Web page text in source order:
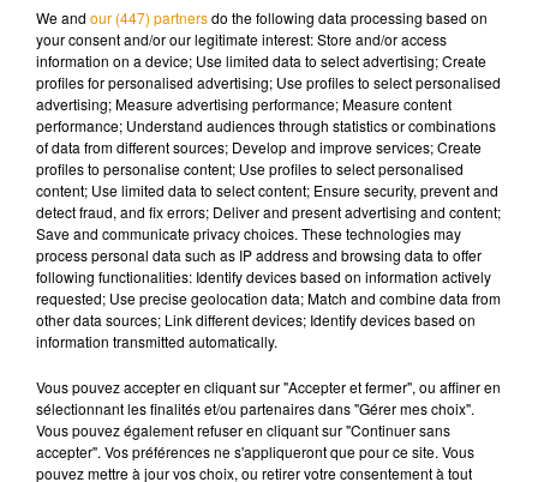
La société de production de Patrick Bruel,14 Productions
donc pris l'initiative de suspendre les dates estivales afin
d'éviter un climat de tension autour des événements. Selon
plusieurs observateurs du secteur, le coût global de ces
annulations pourraitse chiffrer en millions d'euros.
Malgré ces reports, certains festivals tentent déjà de sauver
leur programmation. ÀSaverneou encore àJullouville, les
organisateurs travaillent activement à trouver un artiste
capable de remplacer l'interprète deCasser la voix.
Reste désormais une grande question : la tournée prévue à
partir d'octobre pourra-t-elle réellement avoir lieu ? Plus de
trente concerts sont toujours programmés à travers la
France, la Belgique et la Suisse.
Mais la pression continue de monter autour de l'artiste. Une
pétition réclamant l'annulation de sa tournée a déjà recueilli
We and our (447) partnersdo the following data processing based on
your consent and/or our legitimate interest: Store and/or access
information on a device; Use limited data to select advertising; Create
profiles for personalised advertising; Use profiles to select personalised
advertising; Measure advertising performance; Measure content
performance; Understand audiences through statistics or combinations
of data from different sources; Develop and improve services; Create
profiles to personalise content; Use profiles to select personalised
content; Use limited data to select content; Ensure security, prevent and
detect fraud, and fix errors; Deliver and present advertising and content;
Save and communicate privacy choices. These technologies may
process personal data such as IP address and browsing data to offer
following functionalities: Identify devices based on information actively
requested; Use precise geolocation data; Match and combine data from
other data sources; Link different devices; Identify devices based on
information transmitted automatically.
Vous pouvez accepter en cliquant sur "Accepter et fermer", ou affiner en
sélectionnant les finalités et/ou partenaires dans "Gérer mes choix".
Vous pouvez également refuser en cliquant sur "Continuer sans
accepter". Vos préférences ne s'appliqueront que pour ce site. Vous
pouvez mettre à jour vos choix, ou retirer votre consentement à tout